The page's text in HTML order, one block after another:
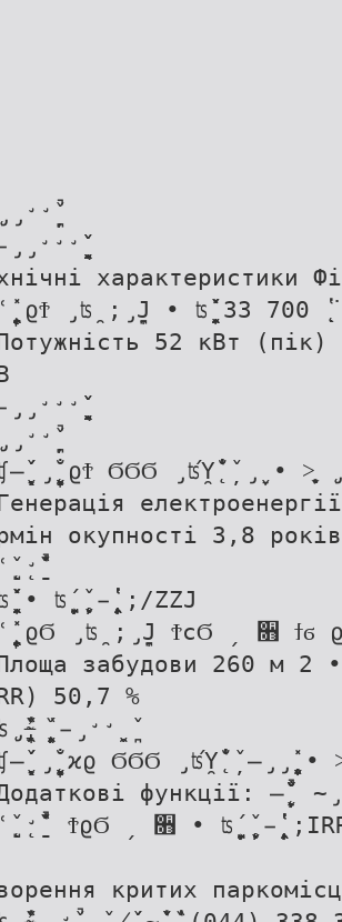
характеристики
ϱϮ ̡ʦ̯ ;̡̪̞Ϳ • ʦ̬̯̞̭̯̌̽ 33 700
52 кВт
ʧ̶̖̦̖̬̞̌́ ̡̨̖̣̖̯̬̖̦̖̬̞̟̐ ϱϮ ϬϬϬ ̡ʦ̯Ύ̨̐̔ ̦̌ ̡̬̞ •
окупності 3,8 років
ʿ̨̣̺̌
• ʦ̦̱̯̬̞̹̦́ ̨̦̬̥̌ ̵̨̨̨̦̭̯̞̔̔ ;/ZZͿ
ϱϬ ̡ʦ̯ ;̡̪̞Ϳ ϮϲϬ ˏ ૛ ϯϭ
забудови 260 м 2
50,7 %
ʪ̨̡̨̯̞̔̌̏
ʧ̶̖̦̖̬̞̌́ ̡̨̖̣̖̯̬̖̦̖̬̞̟̐ ϰϱ ϬϬϬ ̡ʦ̯Ύ̨̐̔ ̦̌ ̶̡̡̨̬̞̬̥̞̭̽ •
ϮϱϬ ˏ ૛ • ʦ̦̱̯̬̞̹̦́
критих